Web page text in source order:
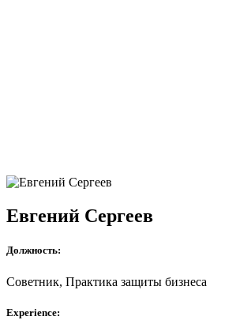
Евгений Сергеев
Должность:
Советник, Практика защиты бизнеса
Experience: